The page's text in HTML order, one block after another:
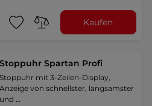
Kaufen
Stoppuhr Spartan Profi
Stoppuhr mit 3-Zeilen-Display,
Anzeige von schnellster, langsamster
und …